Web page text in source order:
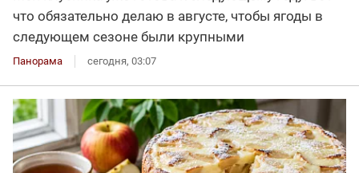
что обязательно делаю в августе, чтобы ягоды в
следующем сезоне были крупными
Панорама сегодня, 03:07